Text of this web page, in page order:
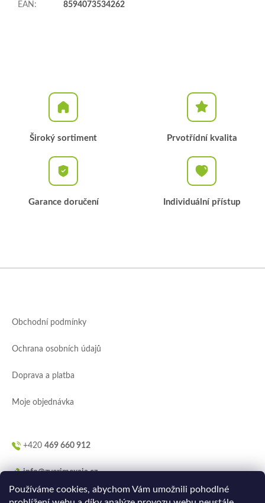
Používáme cookies, abychom Vám umožnili pohodlné
EAN : 8594073534262
Široký sortiment Prvotřídní kvalita
Garance doručení Individuální přístup
Obchodní podmínky
Ochrana osobních údajů
Doprava a platba
Moje objednávka
+420 469 660 912
info@zverimexaja.cz